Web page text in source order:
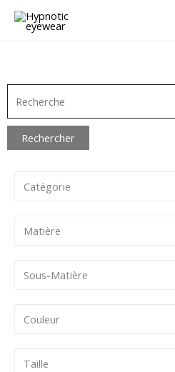
Aller
Rechercher
Catégorie
Matière
Sous-Matière
Couleur
Taille